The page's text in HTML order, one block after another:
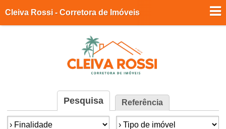
Cleiva Rossi - Corretora de Imóveis
Pesquisa Referência
Finalidade: Tipo de imóvel: